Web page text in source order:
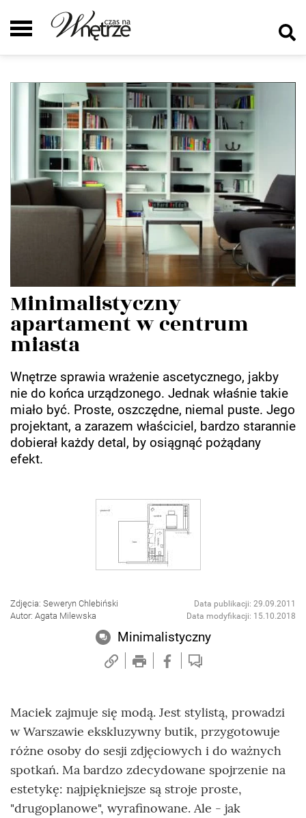
Minimalistyczny
apartament w centrum
miasta
Wnętrze sprawia wrażenie ascetycznego, jakby
nie do końca urządzonego. Jednak właśnie takie
miało być. Proste, oszczędne, niemal puste. Jego
projektant, a zarazem właściciel, bardzo starannie
dobierał każdy detal, by osiągnąć pożądany
efekt.
Zdjęcia: Seweryn Chlebiński
Autor: Agata Milewska
Data publikacji: 29.09.2011
Data modyfikacji: 15.10.2018
Minimalistyczny
Maciek zajmuje się modą. Jest stylistą, prowadzi
w Warszawie ekskluzywny butik, przygotowuje
różne osoby do sesji zdjęciowych i do ważnych
spotkań. Ma bardzo zdecydowane spojrzenie na
estetykę: najpiękniejsze są stroje proste,
"drugoplanowe", wyrafinowane. Ale - jak